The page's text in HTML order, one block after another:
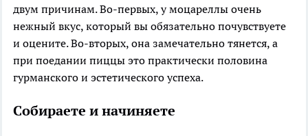
двум причинам. Во-первых, у моцареллы очень
нежный вкус, который вы обязательно почувствуете
и оцените. Во-вторых, она замечательно тянется, а
при поедании пиццы это практически половина
гурманского и эстетического успеха.
Собираете и начиняете